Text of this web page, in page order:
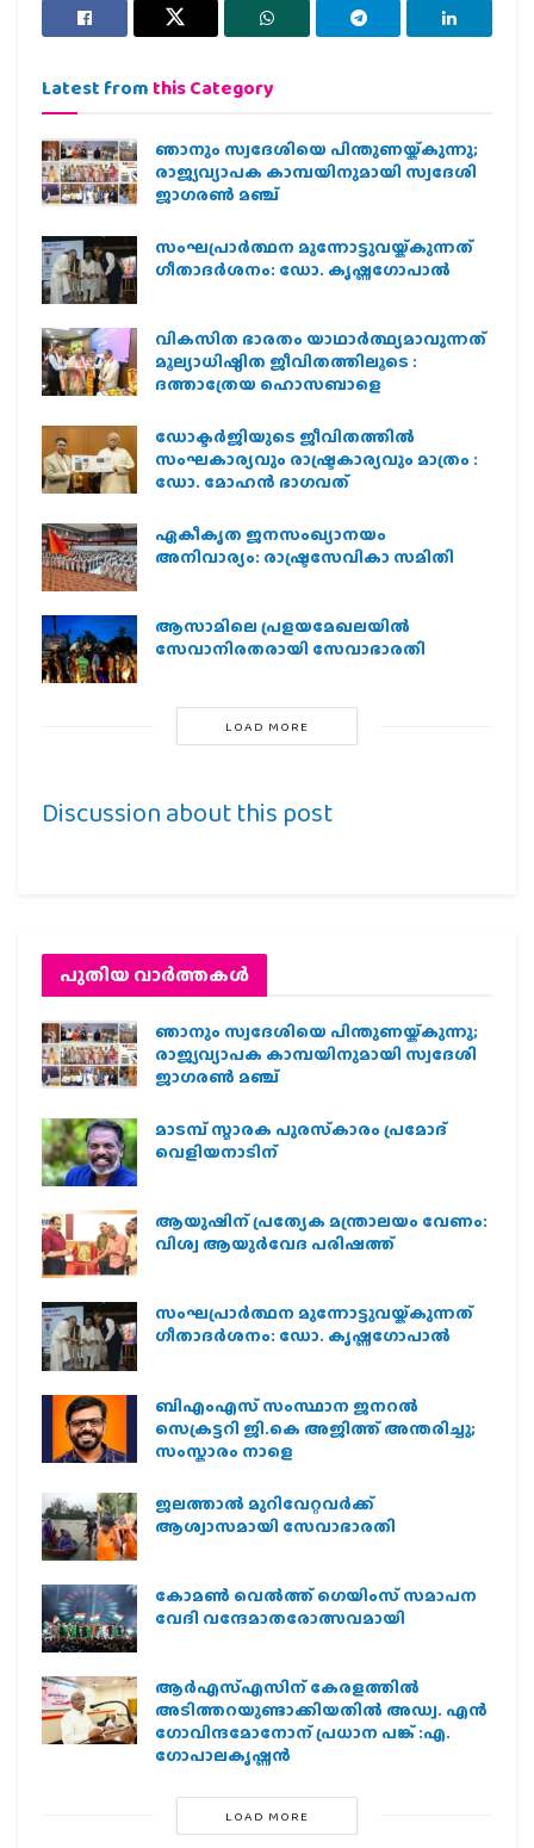
Latest from this Category
ഞാനും സ്വദേശിയെ പിന്തുണയ്ക്കുന്നു;
രാജ്യവ്യാപക കാമ്പയിനുമായി സ്വദേശി
ജാഗരണ്‍ മഞ്ച്
സംഘപ്രാര്‍ത്ഥന മുന്നോട്ടുവയ്ക്കുന്നത്
ഗീതാദര്‍ശനം: ഡോ. കൃഷ്ണഗോപാല്‍
വികസിത ഭാരതം യാഥാർത്ഥ്യമാവുന്നത്
മൂല്യാധിഷ്ഠിത ജീവിതത്തിലൂടെ :
ദത്താത്രേയ ഹൊസബാളെ
ഡോക്ടർജിയുടെ ജീവിതത്തിൽ
സംഘകാര്യവും രാഷ്ട്രകാര്യവും മാത്രം :
ഡോ. മോഹൻ ഭാഗവത്
ഏകീകൃത ജനസംഖ്യാനയം
അനിവാര്യം: രാഷ്ട്രസേവികാ സമിതി
ആസാമിലെ പ്രളയമേഖലയില്‍
സേവാനിരതരായി സേവാഭാരതി
LOAD MORE
Discussion about this post
പുതിയ വാര്‍ത്തകള്‍
ഞാനും സ്വദേശിയെ പിന്തുണയ്ക്കുന്നു;
രാജ്യവ്യാപക കാമ്പയിനുമായി സ്വദേശി
ജാഗരണ്‍ മഞ്ച്
മാടമ്പ് സ്മാരക പുരസ്‌കാരം പ്രമോദ്
വെളിയനാടിന്
ആയുഷിന് പ്രത്യേക മന്ത്രാലയം വേണം:
വിശ്വ ആയുര്‍വേദ പരിഷത്ത്
സംഘപ്രാര്‍ത്ഥന മുന്നോട്ടുവയ്ക്കുന്നത്
ഗീതാദര്‍ശനം: ഡോ. കൃഷ്ണഗോപാല്‍
ബിഎംഎസ് സംസ്ഥാന ജനറൽ
സെക്രട്ടറി ജി.കെ അജിത്ത് അന്തരിച്ചു;
സംസ്കാരം നാളെ
ജലത്താല്‍ മുറിവേറ്റവര്‍ക്ക്
ആശ്വാസമായി സേവാഭാരതി
കോമൺ വെൽത്ത് ഗെയിംസ് സമാപന
വേദി വന്ദേമാതരോത്സവമായി
ആര്‍എസ്എസിന് കേരളത്തില്‍
അടിത്തറയുണ്ടാക്കിയതില്‍ അഡ്വ. എന്‍
ഗോവിന്ദമോനോന് പ്രധാന പങ്ക് :എ.
ഗോപാലകൃഷ്ണന്‍
LOAD MORE